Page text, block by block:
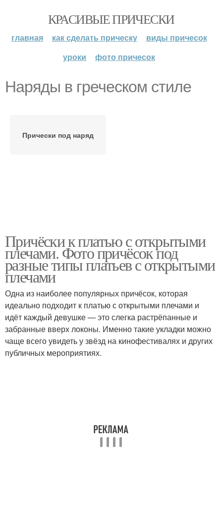
КРАСИВЫЕ ПРИЧЕСКИ
главная как сделать прическу
виды причесок
уроки
фото причесок
Наряды в греческом стиле
Прически под наряд
Причёски к платью с открытыми
плечами. Фото причёсок под
разные типы платьев с открытыми
плечами
Одна из наиболее популярных причёсок, которая
идеально подходит к платью с открытыми плечами и
идёт каждый девушке — это слегка растрёпанные и
забранные вверх локоны. Именно такие укладки можно
чаще всего увидеть у звёзд на кинофестивалях и других
публичных мероприятиях.